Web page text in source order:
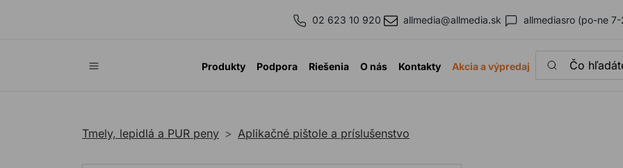
02 623 10 920 allmedia@allmedia.sk allmediasro (po-ne
Produkty Podpora Riešenia O nás Kontakty Akcia a výpredaj
Čo hľadáte?
Tmely, lepidlá a PUR peny Aplikačné pištole a príslušenstvo